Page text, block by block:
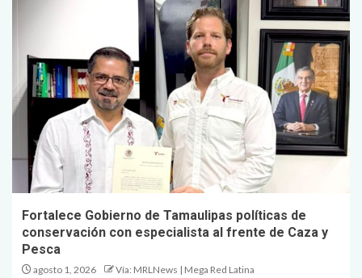
Fortalece Gobierno de Tamaulipas políticas de
conservación con especialista al frente de Caza y
Pesca
agosto 1, 2026 Vía: MRLNews | Mega Red Latina